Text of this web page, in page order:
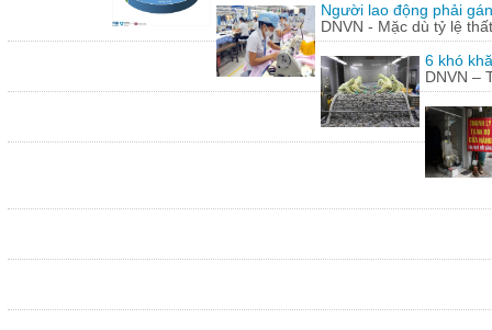
Người lao động phải
DNVN - Mặc dù tỷ lệ
6 khó
DNVN –